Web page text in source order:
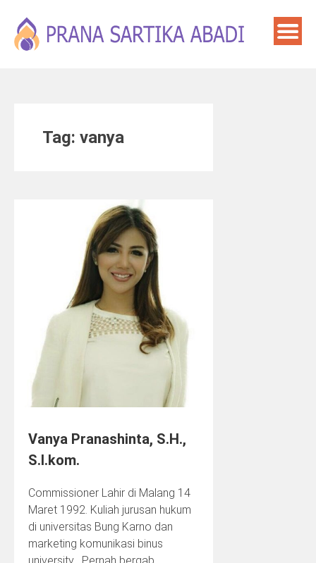
content
Tag: vanya
Vanya Pranashinta, S.H.,
S.I.kom.
Commissioner Lahir di Malang 14
Maret 1992. Kuliah jurusan hukum
di universitas Bung Karno dan
marketing komunikasi binus